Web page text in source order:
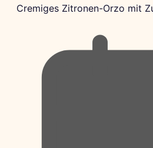
Cremiges Zitronen-Orzo mit